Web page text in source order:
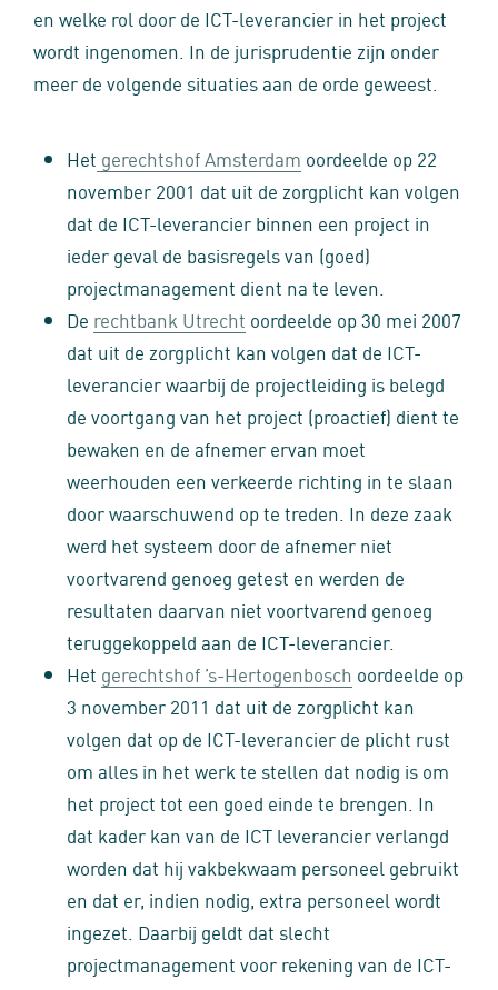
en welke rol door de ICT-leverancier in het project
wordt ingenomen. In de jurisprudentie zijn onder
meer de volgende situaties aan de orde geweest.
Het gerechtshof Amsterdam oordeelde op 22
november 2001 dat uit de zorgplicht kan volgen
dat de ICT-leverancier binnen een project in
ieder geval de basisregels van (goed)
projectmanagement dient na te leven.
De rechtbank Utrecht oordeelde op 30 mei 2007
dat uit de zorgplicht kan volgen dat de ICT-
leverancier waarbij de projectleiding is belegd
de voortgang van het project (proactief) dient te
bewaken en de afnemer ervan moet
weerhouden een verkeerde richting in te slaan
door waarschuwend op te treden. In deze zaak
werd het systeem door de afnemer niet
voortvarend genoeg getest en werden de
resultaten daarvan niet voortvarend genoeg
teruggekoppeld aan de ICT-leverancier.
Het gerechtshof ’s-Hertogenbosch oordeelde op
3 november 2011 dat uit de zorgplicht kan
volgen dat op de ICT-leverancier de plicht rust
om alles in het werk te stellen dat nodig is om
het project tot een goed einde te brengen. In
dat kader kan van de ICT leverancier verlangd
worden dat hij vakbekwaam personeel gebruikt
en dat er, indien nodig, extra personeel wordt
ingezet. Daarbij geldt dat slecht
projectmanagement voor rekening van de ICT-